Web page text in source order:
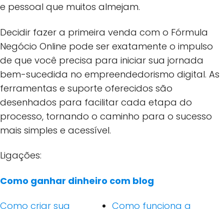
e pessoal que muitos almejam.
Decidir fazer a primeira venda com o Fórmula
Negócio Online pode ser exatamente o impulso
de que você precisa para iniciar sua jornada
bem-sucedida no empreendedorismo digital. As
ferramentas e suporte oferecidos são
desenhados para facilitar cada etapa do
processo, tornando o caminho para o sucesso
mais simples e acessível.
Ligações:
Como ganhar dinheiro com blog
Como criar sua
Como funciona a